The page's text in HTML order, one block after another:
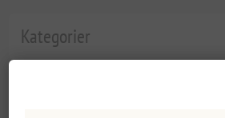
Kategorier